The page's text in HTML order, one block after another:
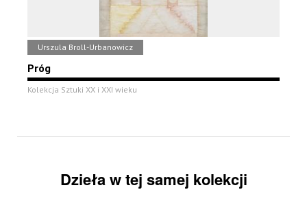
Urszula Broll-Urbanowicz
Próg
Kolekcja Sztuki XX i XXI wieku
Dzieła w tej samej kolekcji